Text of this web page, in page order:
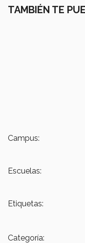
TAMBIÉN TE
Campus:
Escuelas:
Etiquetas:
Categoría: